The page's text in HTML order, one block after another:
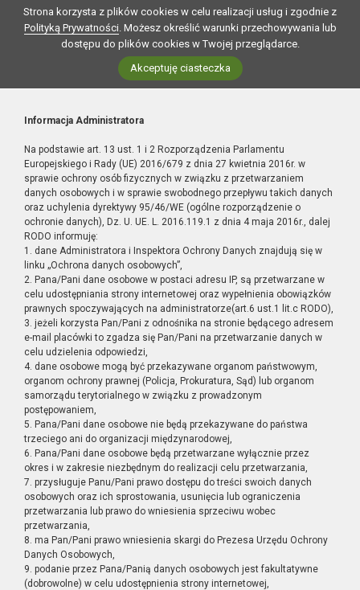
Strona korzysta z plików cookies w celu realizacji usług i zgodnie z
Polityką Prywatności. Możesz określić warunki przechowywania lub
dostępu do plików cookies w Twojej przeglądarce.
Akceptuję ciasteczka
Informacja Administratora
Na podstawie art. 13 ust. 1 i 2 Rozporządzenia Parlamentu
Europejskiego i Rady (UE) 2016/679 z dnia 27 kwietnia 2016r. w
sprawie ochrony osób fizycznych w związku z przetwarzaniem
danych osobowych i w sprawie swobodnego przepływu takich danych
oraz uchylenia dyrektywy 95/46/WE (ogólne rozporządzenie o
ochronie danych), Dz. U. UE. L. 2016.119.1 z dnia 4 maja 2016r., dalej
RODO informuję:
1. dane Administratora i Inspektora Ochrony Danych znajdują się w
linku „Ochrona danych osobowych”,
2. Pana/Pani dane osobowe w postaci adresu IP, są przetwarzane w
celu udostępniania strony internetowej oraz wypełnienia obowiązków
prawnych spoczywających na administratorze(art.6 ust.1 lit.c RODO),
3. jeżeli korzysta Pan/Pani z odnośnika na stronie będącego adresem
e-mail placówki to zgadza się Pan/Pani na przetwarzanie danych w
celu udzielenia odpowiedzi,
4. dane osobowe mogą być przekazywane organom państwowym,
organom ochrony prawnej (Policja, Prokuratura, Sąd) lub organom
samorządu terytorialnego w związku z prowadzonym
postępowaniem,
5. Pana/Pani dane osobowe nie będą przekazywane do państwa
trzeciego ani do organizacji międzynarodowej,
6. Pana/Pani dane osobowe będą przetwarzane wyłącznie przez
okres i w zakresie niezbędnym do realizacji celu przetwarzania,
7. przysługuje Panu/Pani prawo dostępu do treści swoich danych
osobowych oraz ich sprostowania, usunięcia lub ograniczenia
przetwarzania lub prawo do wniesienia sprzeciwu wobec
przetwarzania,
8. ma Pan/Pani prawo wniesienia skargi do Prezesa Urzędu Ochrony
Danych Osobowych,
9. podanie przez Pana/Panią danych osobowych jest fakultatywne
(dobrowolne) w celu udostępnienia strony internetowej,